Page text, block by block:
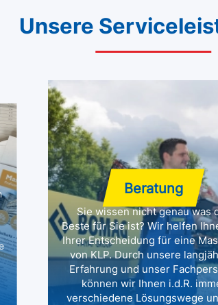
Unsere
Beratung
Sie wissen nicht genau was
Beste für Sie ist? Wir helfen
Ihrer Entscheidung für eine
von KLP. Durch unsere
Erfahrung und unser
können wir Ihnen i.d.R.
verschiedene Lösungswege